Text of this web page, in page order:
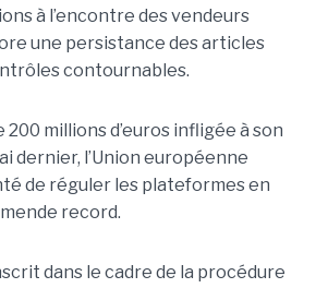
à l’encontre des vendeurs
une persistance des articles
contournables.
200 millions d’euros infligée à son
dernier, l’Union européenne
de réguler les plateformes en
record.
dans le cadre de la procédure